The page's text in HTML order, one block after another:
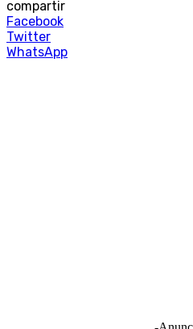
compartir
Facebook
Twitter
WhatsApp